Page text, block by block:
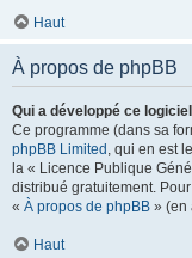
Haut
À propos de phpBB
Qui a développé ce
Ce programme (dans sa
phpBB Limited , qui en est
la « Licence Publique
distribué gratuitement.
« À propos de phpBB » (en
Haut